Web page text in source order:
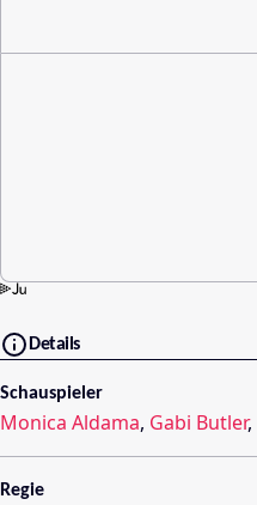
Details
Schauspieler
Monica Aldama, Gabi Butler,
Regie